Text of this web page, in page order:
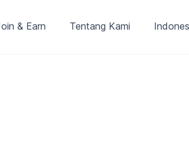
& Earn Tentang Kami